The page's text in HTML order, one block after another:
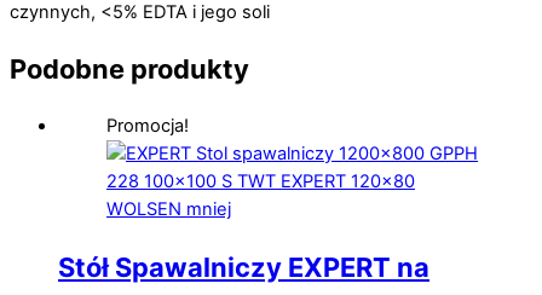
czynnych, <5% EDTA i jego soli
Podobne produkty
Promocja!
Stół Spawalniczy EXPERT na